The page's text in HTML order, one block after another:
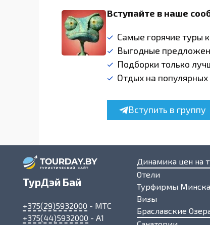
Вступайте в наше
Самые горячие туры
Выгодные
Подборки только
Отдых на популярных
Вступить в группу
ТурДэй Бай
+375(29)5932000 - МТС
+375(44)5932000 - A1
Динамика цен на
Отели
Турфирмы Минска
Визы
Браславские